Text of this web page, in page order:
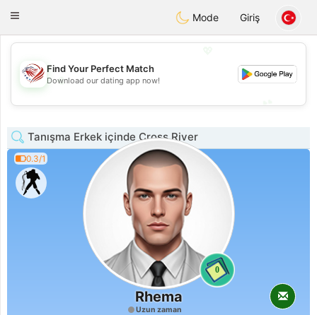
Dating
Toggle
Mode Giriş
💖
💕
Find Your Perfect Match
Download our dating app now!
Tanışma Erkek içinde Cross River
0.3/1
0
Rhema
Uzun zaman